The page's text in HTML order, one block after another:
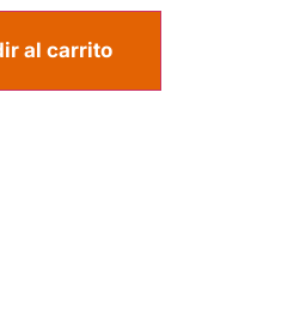
al carrito